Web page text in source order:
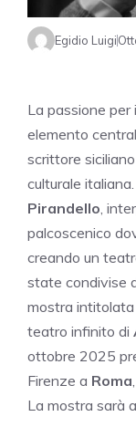
Egidio Luigi
La passione
elemento
scrittore
culturale italiana.
Pirandello,
palcoscenico
creando un
state condivise
mostra intitolata
teatro infinito di
ottobre 2025
Firenze a Roma
La mostra sarà